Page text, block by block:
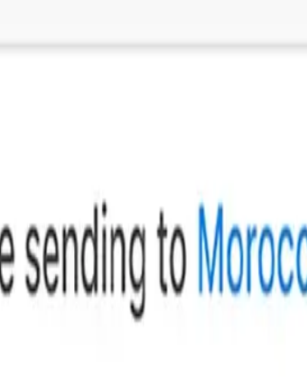
Téléchargez l’application Xe pour
de la saisie des informations de
sur l’écran Envoyer de l’argent.